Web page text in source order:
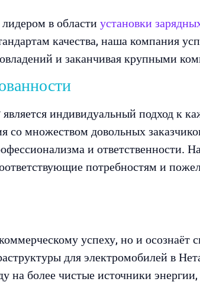
в областиустановки
качества, наша компания
и заканчивая крупными
индивидуальный подход к
со множеством довольных
и ответственности.
потребностям и
успеху, но и
для электромобилей в
на более чистые источники